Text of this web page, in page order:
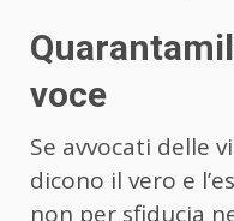
voce
Se avvocati delle
dicono il vero e
non per sfiducia